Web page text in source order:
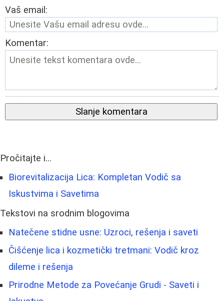
Vaš email:
Komentar:
Slanje komentara
Pročitajte i...
Biorevitalizacija Lica: Kompletan Vodič sa
Iskustvima i Savetima
Tekstovi na srodnim blogovima
Natečene stidne usne: Uzroci, rešenja i saveti
Čišćenje lica i kozmetički tretmani: Vodič kroz
dileme i rešenja
Prirodne Metode za Povećanje Grudi - Saveti i